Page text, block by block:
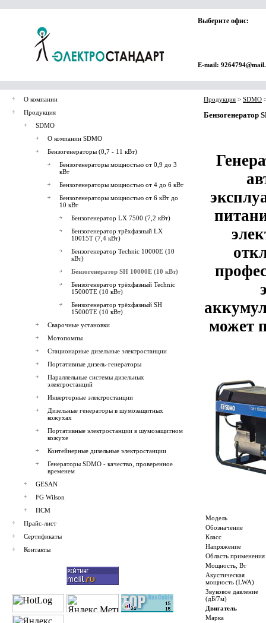
Выберите офис:
E-mail:
О компании
Продукция
SDMO
О компании SDMO
Бензогенераторы (0,7 - 11 кВт)
Бензогенераторы мощностью от 0,9 до 3
кВт
Бензогенераторы мощностью от 4 до 6 кВт
Бензогенераторы мощностью от 6 кВт до
10 кВт
Бензогенератор LX 7500 (7,2 кВт)
Бензогенератор трёхфазный LX
10015T (7,4 кВт)
Бензогенератор Technic 10000E (10
кВт)
Бензогенератор SH 10000E (10 кВт)
Бензогенератор трёхфазный Technic
15000TE (10 кВт)
Бензогенератор трёхфазный SH
15000TE (10 кВт)
Сварочные установки
Мотопомпы
Стационарные дизельные электростанции
Портативные дизель-генераторы
Параллельные системы дизельных
электростанций
Инверторные электростанции
Дизельные генераторы в шумозащитных
кожухах
Портативные электростанции в шумозащитном
кожухе
Контейнерные дизельные электростанции
Генераторы SDMO - качество, проверенное
временем
GESAN
FG Wilson
ПСМ
Прайс-лист
Сертификаты
Контакты
Продукция > SDMO
Бензогенератор
может
Модель
Обозначение
Класс
Напряжение
Область применения
Мощность, Вт
Акустическая
мощность (LWA)
Звуковое давление
(дБ/7м)
Двигатель
Марка